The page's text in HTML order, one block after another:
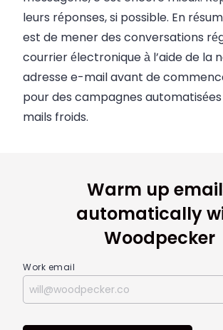
leurs réponses, si possible. En
est de mener des conversations
courrier électronique à l’aide de la
adresse e-mail avant de
pour des campagnes automatisées
mails froids.
Warm up
automatically
Woodpecker
Work email